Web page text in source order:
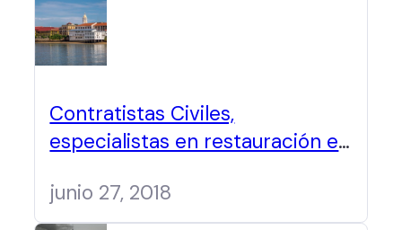
Contratistas Civiles,
especialistas en restauración en
junio 27, 2018